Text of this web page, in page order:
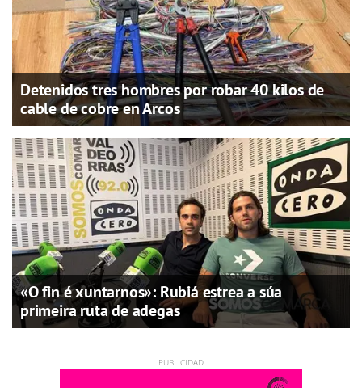
Detenidos tres hombres por robar 40 kilos de
cable de cobre en Arcos
«O fin é xuntarnos»: Rubiá estrea a súa
primeira ruta de adegas